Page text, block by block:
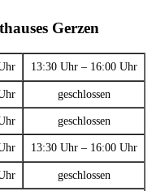
Gerzen
13:30 Uhr – 16:00 Uhr
geschlossen
geschlossen
13:30 Uhr – 16:00 Uhr
geschlossen